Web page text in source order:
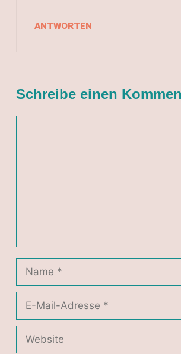
ANTWORTEN
Schreibe einen